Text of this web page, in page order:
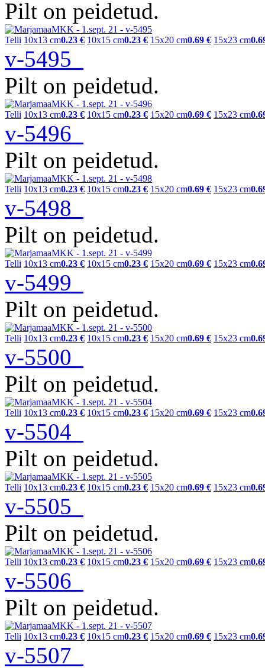
Pilt on peidetud.
Telli 10x13 cm0.23 € 10x15 cm0.23 € 15x20 cm0.69 € 15x23 cm
v-5495
Pilt on peidetud.
Telli 10x13 cm0.23 € 10x15 cm0.23 € 15x20 cm0.69 € 15x23 cm
v-5496
Pilt on peidetud.
Telli 10x13 cm0.23 € 10x15 cm0.23 € 15x20 cm0.69 € 15x23 cm
v-5498
Pilt on peidetud.
Telli 10x13 cm0.23 € 10x15 cm0.23 € 15x20 cm0.69 € 15x23 cm
v-5499
Pilt on peidetud.
Telli 10x13 cm0.23 € 10x15 cm0.23 € 15x20 cm0.69 € 15x23 cm
v-5500
Pilt on peidetud.
Telli 10x13 cm0.23 € 10x15 cm0.23 € 15x20 cm0.69 € 15x23 cm
v-5504
Pilt on peidetud.
Telli 10x13 cm0.23 € 10x15 cm0.23 € 15x20 cm0.69 € 15x23 cm
v-5505
Pilt on peidetud.
Telli 10x13 cm0.23 € 10x15 cm0.23 € 15x20 cm0.69 € 15x23 cm
v-5506
Pilt on peidetud.
Telli 10x13 cm0.23 € 10x15 cm0.23 € 15x20 cm0.69 € 15x23 cm
v-5507